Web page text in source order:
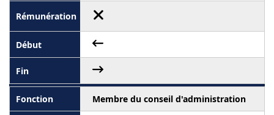
Membre du conseil d'administration